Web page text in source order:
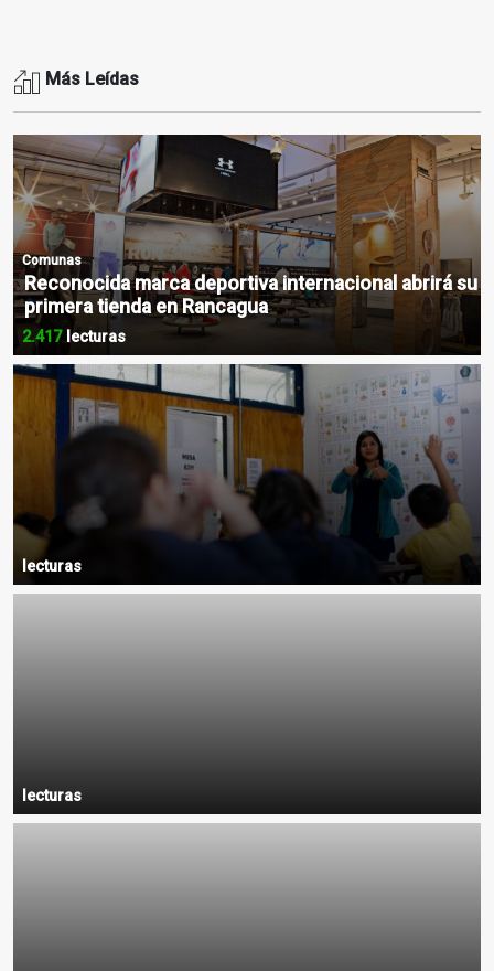
Más Leídas
Comunas
Reconocida marca deportiva internacional abrirá su
primera tienda en Rancagua
2.417lecturas
lecturas
lecturas